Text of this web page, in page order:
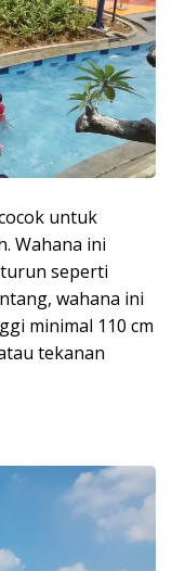
untuk
Wahana ini
seperti
wahana ini
minimal 110 cm
tekanan